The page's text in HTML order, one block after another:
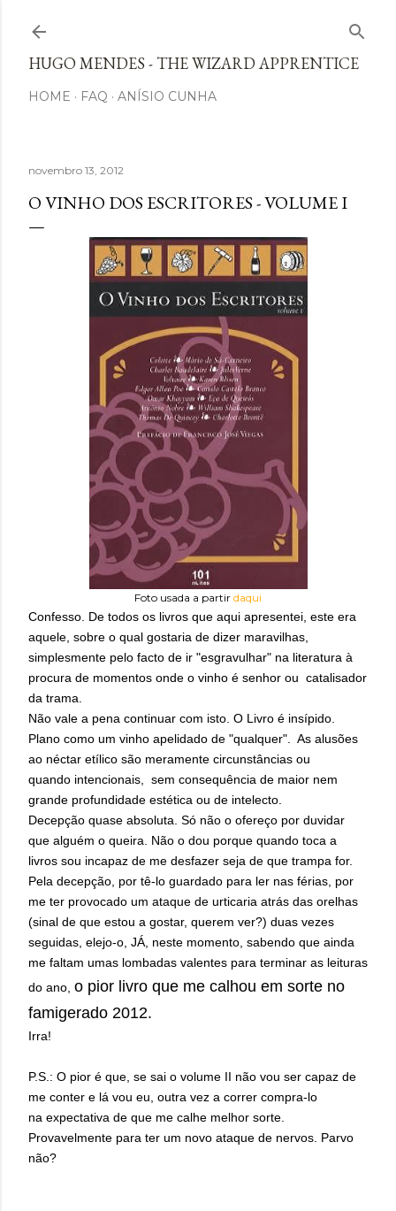
HUGO MENDES - THE WIZARD APPRENTICE
HOME FAQ ANÍSIO CUNHA
novembro 13, 2012
O VINHO DOS ESCRITORES - VOLUME I
Foto usada a partir daqui
Confesso. De todos os livros que aqui apresentei, este era
aquele, sobre o qual gostaria de dizer maravilhas,
simplesmente pelo facto de ir "esgravulhar" na literatura à
procura de momentos onde o vinho é senhor ou catalisador
da trama.
Não vale a pena continuar com isto. O Livro é insípido.
Plano como um vinho apelidado de "qualquer". As alusões
ao néctar etílico são meramente circunstâncias ou
quando intencionais, sem consequência de maior nem
grande profundidade estética ou de intelecto.
Decepção quase absoluta. Só não o ofereço por duvidar
que alguém o queira. Não o dou porque quando toca a
livros sou incapaz de me desfazer seja de que trampa for.
Pela decepção, por tê-lo guardado para ler nas férias, por
me ter provocado um ataque de urticaria atrás das orelhas
(sinal de que estou a gostar, querem ver?) duas vezes
seguidas, elejo-o, JÁ, neste momento, sabendo que ainda
me faltam umas lombadas valentes para terminar as leituras
do ano, o pior livro que me calhou em sorte no
famigerado 2012.
Irra!
P.S.: O pior é que, se sai o volume II não vou ser capaz de
me conter e lá vou eu, outra vez a correr compra-lo
na expectativa de que me calhe melhor sorte.
Provavelmente para ter um novo ataque de nervos. Parvo
não?